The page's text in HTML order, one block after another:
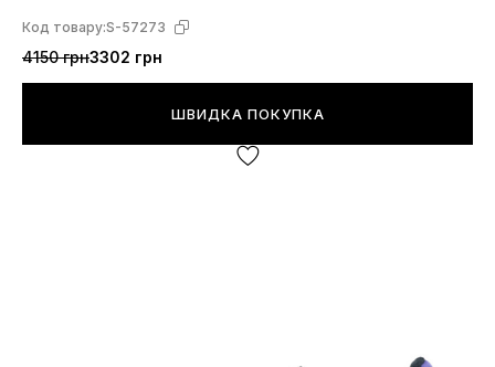
Код товару:S-57273
4150 грн3302 грн
ШВИДКА ПОКУПКА